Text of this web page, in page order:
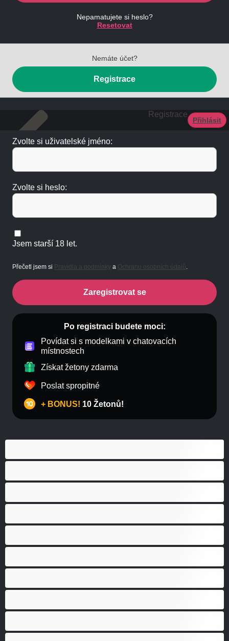
Nepamatujete si heslo?
Resetovat
Nemáte účet?
Registrace
Registrace
Přihlásit
Zvolte si uživatelské jméno:
Zvolte si heslo:
Jsem starší 18 let.
Přečetl jsem si Pravidla a podmínky a Ochranu osobních údajů.
Zaregistrovat se
Po registraci budete moci:
Povídat si s modelkami v chatovacích
místnostech
Získat žetony zdarma
Poslat spropitné
+ BONUS! 10 Žetonů!